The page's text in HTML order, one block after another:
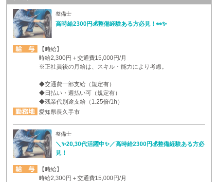
整備士
高時給2300円💰整備経験ある方必見！👀✨
【時給】
時給2,300円＋交通費15,000円/月
※正社員後の月給は、スキル・能力により考慮。
◆交通費一部支給（規定有）
◆日払い・週払い可（規定有）
◆残業代別途支給（1.25倍/1h）
愛知県長久手市
整備士
＼✨20,30代活躍中✨／高時給2300円💰整備経験ある方必
見！
【時給】
時給2,300円＋交通費15,000円/月